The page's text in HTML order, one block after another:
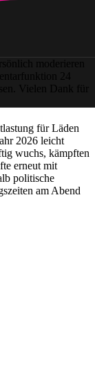
moderieren
24
Vielen Dank für
für Läden
2026 leicht
wuchs, kämpften
erneut mit
politische
am Abend